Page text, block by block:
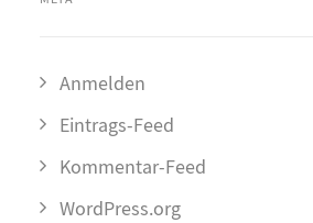
Anmelden
Eintrags-Feed
Kommentar-Feed
WordPress.org